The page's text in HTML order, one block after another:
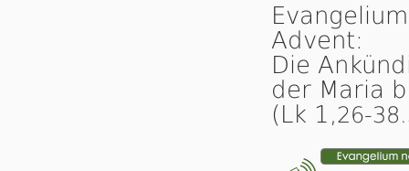
Advent:
Die
der Maria
(Lk 1,26-